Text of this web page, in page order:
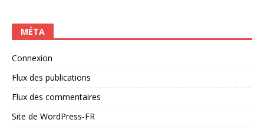
MÉTA
Connexion
Flux des publications
Flux des commentaires
Site de WordPress-FR